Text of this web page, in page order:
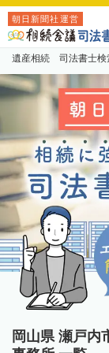
朝日新聞社運営
遺産相続 司法書士検
岡山県 瀬戸内